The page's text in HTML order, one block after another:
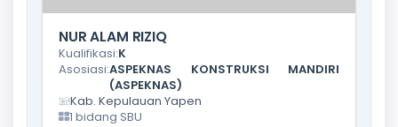
NUR ALAM RIZIQ
Kualifikasi:K
Asosiasi:ASPEKNAS KONSTRUKSI MANDIRI
(ASPEKNAS)
Kab. Kepulauan Yapen
1 bidang SBU